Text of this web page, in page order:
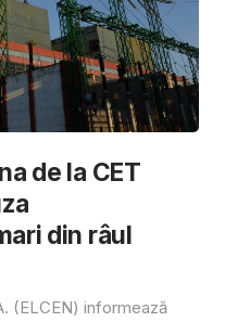
de la CET
din râul
(ELCEN) informează